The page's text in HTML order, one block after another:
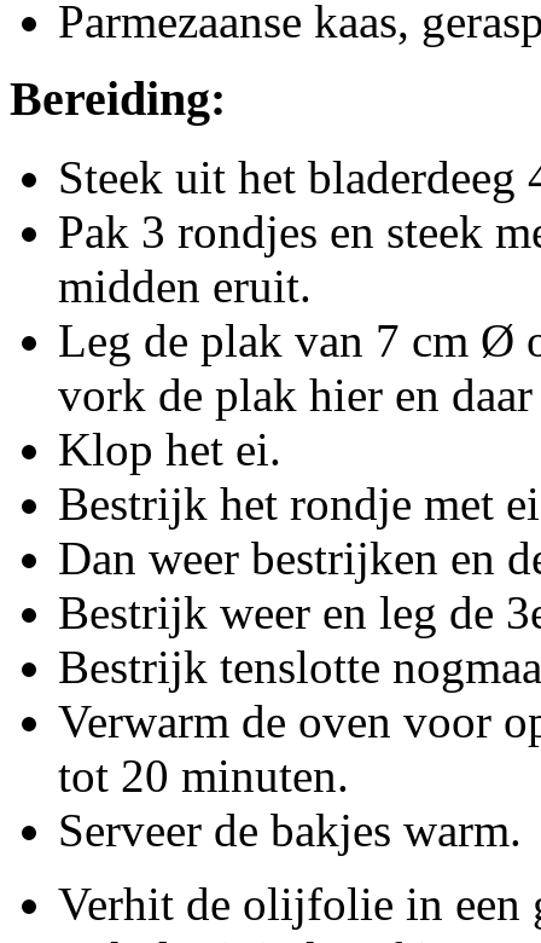
Parmezaanse kaas,
Bereiding:
Steek uit het
Pak 3 rondjes en steek
midden eruit.
Leg de plak van 7 cm Ø
vork de plak hier en
Klop het ei.
Bestrijk het rondje met
Dan weer bestrijken en
Bestrijk weer en leg de
Bestrijk tenslotte
Verwarm de oven voor
tot 20 minuten.
Serveer de bakjes warm.
Verhit de olijfolie in een